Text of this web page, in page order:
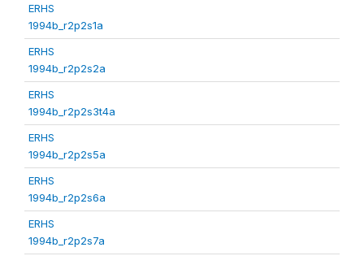
ERHS
1994b_r2p2s1a
ERHS
1994b_r2p2s2a
ERHS
1994b_r2p2s3t4a
ERHS
1994b_r2p2s5a
ERHS
1994b_r2p2s6a
ERHS
1994b_r2p2s7a